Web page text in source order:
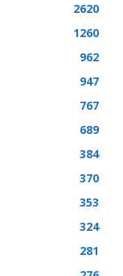
2620
1260
962
947
767
689
384
370
353
324
281